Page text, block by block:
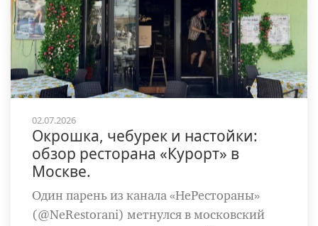
02.07.2026
Окрошка, чебурек и настойки:
обзор ресторана «Курорт» в
Москве.
Один парень из канала «НеРестораны»
(@NeRestorani) метнулся в московский